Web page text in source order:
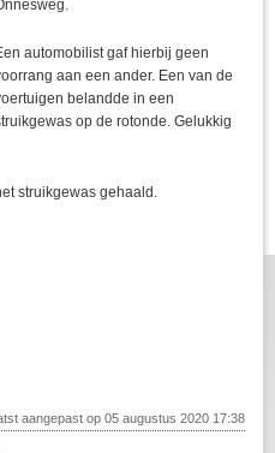
automobilist gaf hierbij geen
aan een ander. Een van de
belandde in een
op de rotonde. Gelukkig
struikgewas gehaald.
aangepast op 05 augustus 2020 17:38